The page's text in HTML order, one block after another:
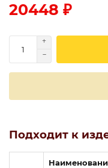
20448 ₽
Подходит к